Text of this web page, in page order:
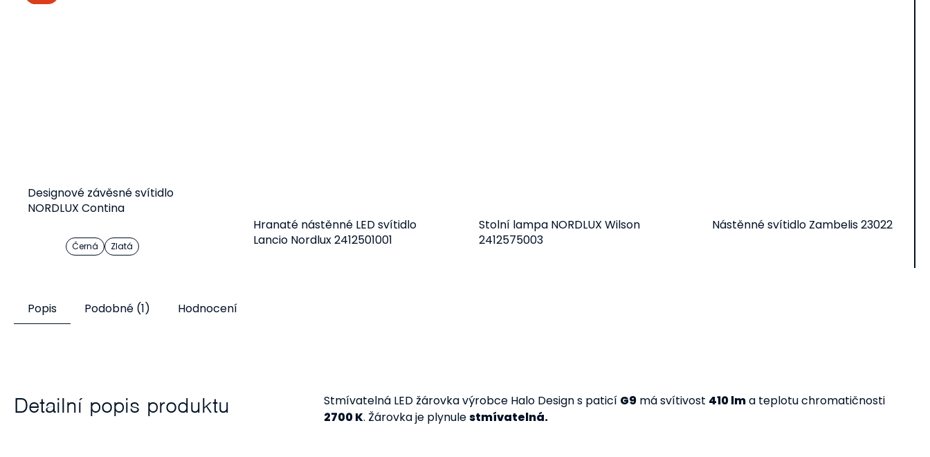
Designové závěsné svítidlo
NORDLUX Contina
1 210 Kč
Černá Zlatá
Hranaté nástěnné LED svítidlo
Lancio Nordlux 2412501001
Stolní lampa NORDLUX Wilson
2412575003
Nástěnné svítidlo Zambelis 23022
Popis
Podobné (1) Hodnocení
Detailní popis produktu Stmívatelná LED žárovka výrobce Halo Design s paticí G9 má svítivost 410 lma teplotu chromatičnosti
2700 K. Žárovka je plynulestmívatelná.